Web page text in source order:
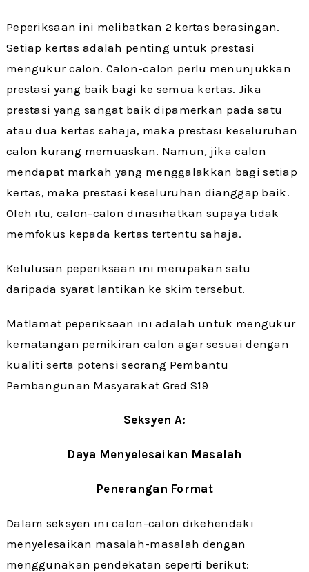
Peperiksaan ini melibatkan 2 kertas berasingan.
Setiap kertas adalah penting untuk prestasi
mengukur calon. Calon-calon perlu menunjukkan
prestasi yang baik bagi ke semua kertas. Jika
prestasi yang sangat baik dipamerkan pada satu
atau dua kertas sahaja, maka prestasi keseluruhan
calon kurang memuaskan. Namun, jika calon
mendapat markah yang menggalakkan bagi setiap
kertas, maka prestasi keseluruhan dianggap baik.
Oleh itu, calon-calon dinasihatkan supaya tidak
memfokus kepada kertas tertentu sahaja.
Kelulusan peperiksaan ini merupakan satu
daripada syarat lantikan ke skim tersebut.
Matlamat peperiksaan ini adalah untuk mengukur
kematangan pemikiran calon agar sesuai dengan
kualiti serta potensi seorang Pembantu
Pembangunan Masyarakat Gred S19
Seksyen A:
Daya Menyelesaikan Masalah
Penerangan Format
Dalam seksyen ini calon-calon dikehendaki
menyelesaikan masalah-masalah dengan
menggunakan pendekatan seperti berikut: